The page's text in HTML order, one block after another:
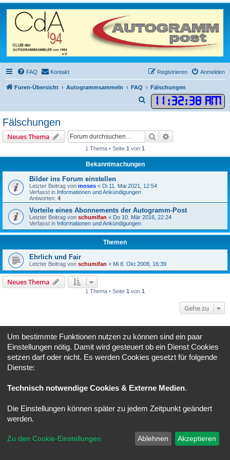
FAQ Kontakt Anmelden
Registrieren
Foren-Übersicht Autogrammsammeln FAQ Fälschungen
11 :32:38 AM
u
h
Fälschungen
Neues Thema Suche
1 Thema • Seite 1 von 1
Bekanntmachungen
Bilder ins Forum einstellen
Letzter Beitrag von moses « Di 11. Mai 2021, 12:54
Verfasst in Informationen und Ankündigungen
Antworten: 4
Vorteile eines Abonnements der Autogramm-Post
Letzter Beitrag von schumifan « Do 10. Mär 2016, 22:24
Verfasst in Informationen und Ankündigungen
Themen
Ehrlich und Fair
Letzter Beitrag von schumifan « Mi 8. Okt 2008, 16:39
Neues Thema
1 Thema • Seite 1 von 1
Gehe zu
Du darfstkeine neuen Themen in diesem Forum erstellen.
Du darfstkeineAntworten zu Themen in diesem Forum erstellen.
Du darfst deine Beiträge in diesem Forum
nicht
ändern.
Du darfst deine Beiträge in diesem Forum nicht löschen.
Datenschutz
Nutzungsbedingungen
Um bestimmte Funktionen nutzen zu können sind ein paar
Einstellungen nötig. Damit wird gesteuert ob ein Dienst Cookies
setzen darf oder nicht. Es werden Cookies gesetzt für folgende
Dienste:
Technisch notwendige Cookies & Externe Medien.
Die Einstellungen können später zu jedem Zeitpunkt geändert
werden.
Zu den Cookie-Einstellungen Ablehnen Akzeptieren